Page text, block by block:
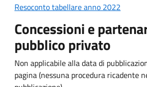
Resoconto tabellare anno 2022
Concessioni e
pubblico privato
Non applicabile alla data di
pagina (nessuna procedura ricadente